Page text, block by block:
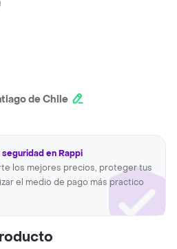
de Chile
en Rappi
los mejores precios, proteger tus
el medio de pago más practico